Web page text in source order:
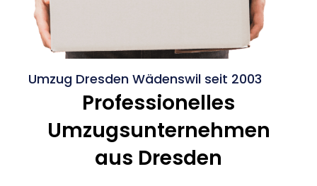
Umzug Dresden Wädenswil seit 2003
Professionelles
Umzugsunternehmen
aus Dresden